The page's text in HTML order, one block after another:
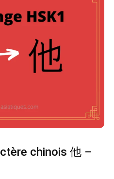
chinois 他 –